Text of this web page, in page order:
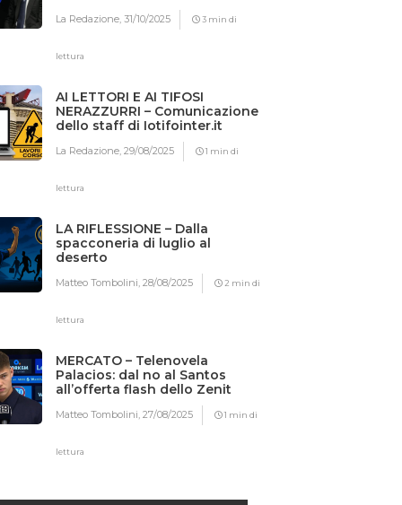
La Redazione,31/10/2025 3 min di
lettura
AI LETTORI E AI TIFOSI
NERAZZURRI – Comunicazione
dello staff di Iotifointer.it
La Redazione,29/08/2025 1 min di
lettura
LA RIFLESSIONE – Dalla
spacconeria di luglio al
deserto
Matteo Tombolini,28/08/2025 2 min di
lettura
MERCATO – Telenovela
Palacios: dal no al Santos
all’offerta flash dello Zenit
Matteo Tombolini,27/08/2025 1 min di
lettura